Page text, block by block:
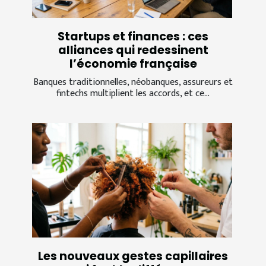
Startups et finances : ces
alliances qui redessinent
l’économie française
Banques traditionnelles, néobanques, assureurs et
fintechs multiplient les accords, et ce...
Les nouveaux gestes capillaires